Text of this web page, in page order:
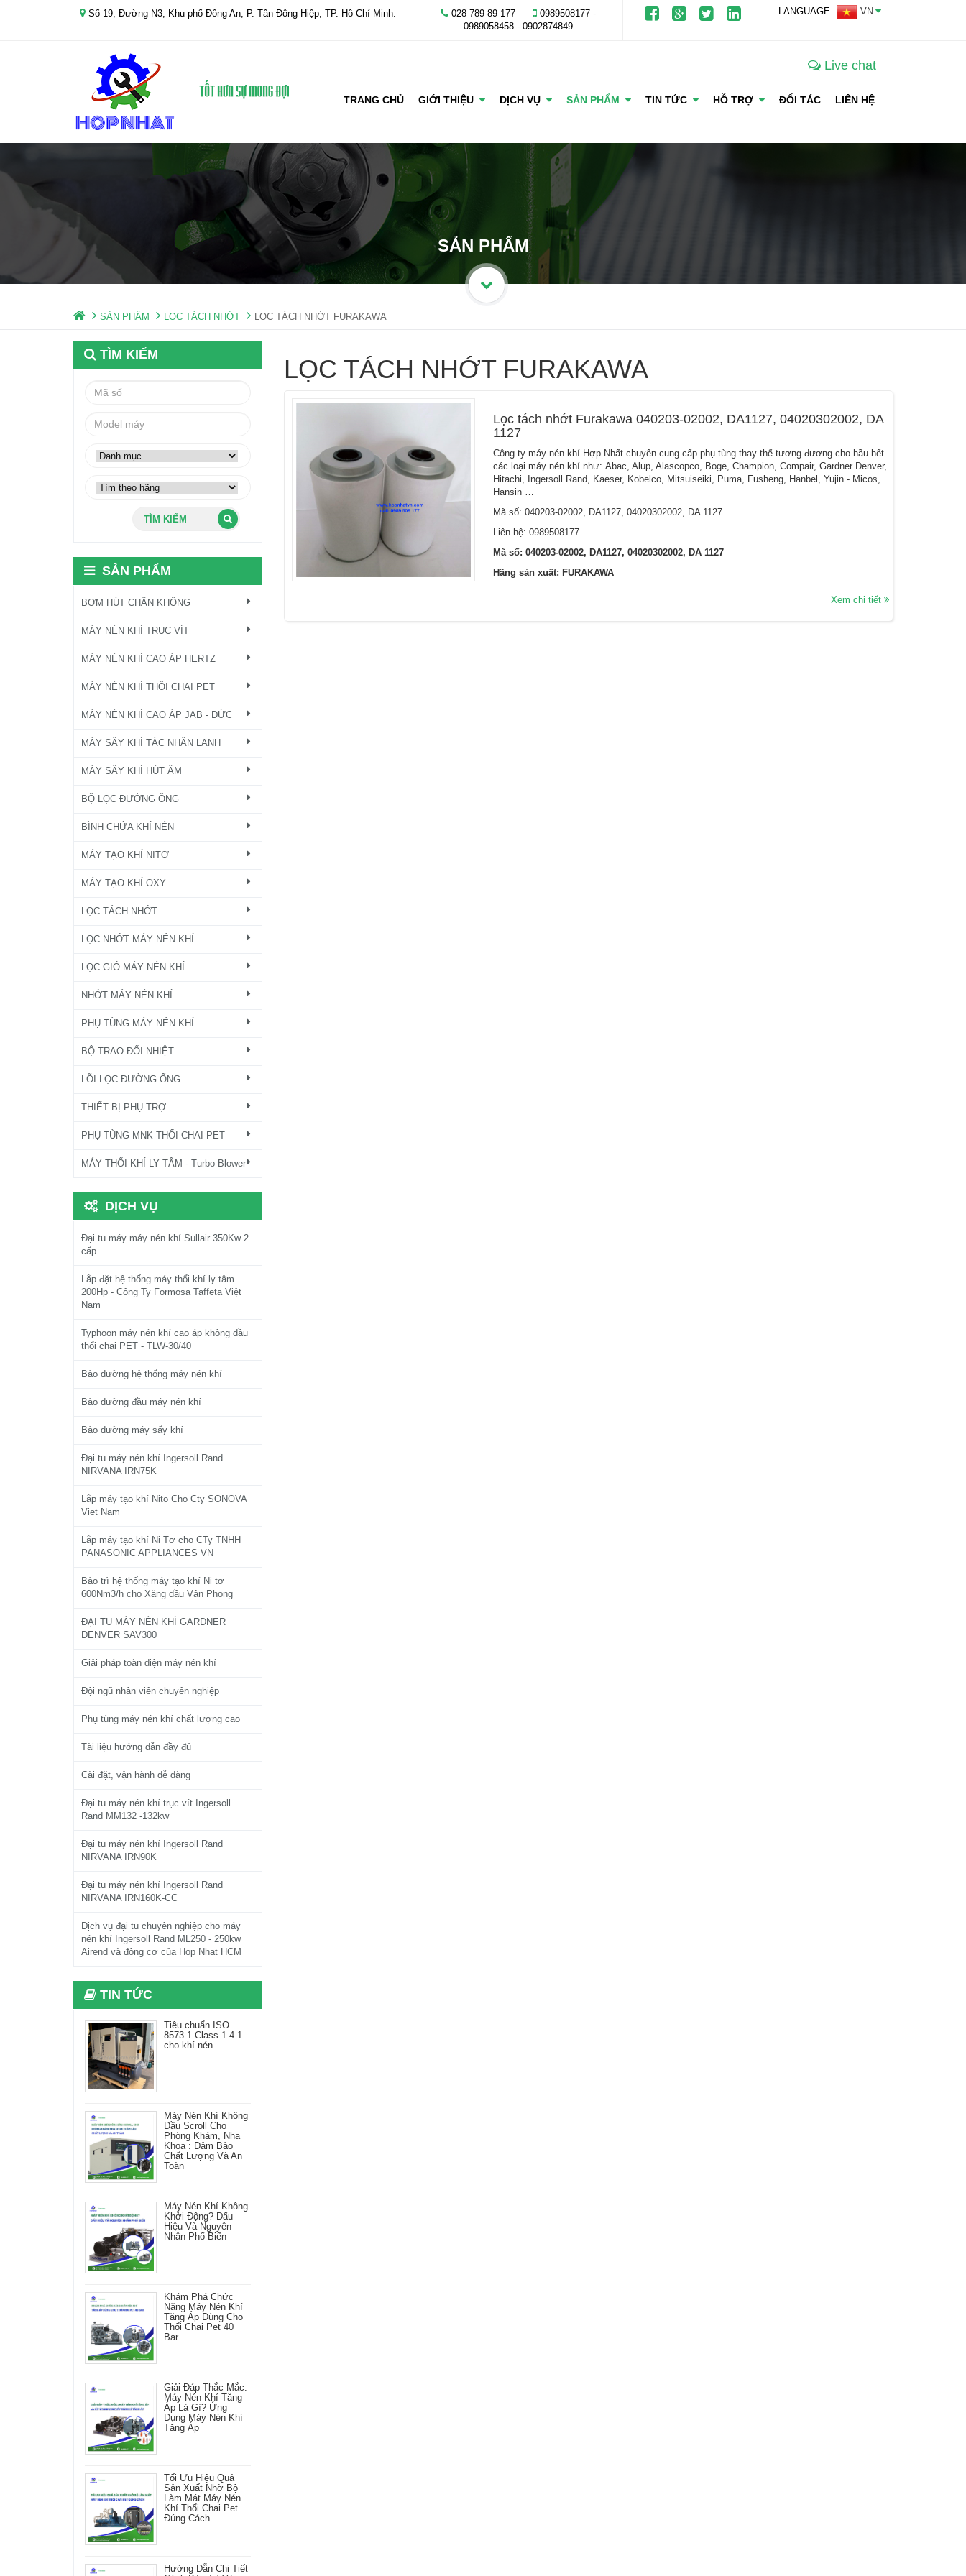
Số 19, Đường N3, Khu phố Đông An, P. Tân Đông Hiệp, TP. Hồ Chí Minh. 028 789 89 177
0989508177 -
‭0989058458‬ - 0902874849
LANGUAGE VN
Live chat
TRANG CHỦ GIỚI THIỆU DỊCH VỤ SẢN PHẨM TIN TỨC HỖ TRỢ ĐỐI TÁC LIÊN HỆ
SẢN PHẨM
SẢN PHẨM LỌC TÁCH NHỚT LỌC TÁCH NHỚT FURAKAWA
LỌC TÁCH NHỚT FURAKAWA
Lọc tách nhớt Furakawa 040203-02002, DA1127, 04020302002, DA
1127
Công ty máy nén khí Hợp Nhất chuyên cung cấp phụ tùng thay thế tương đương cho hầu hết
các loại máy nén khí như: Abac, Alup, Alascopco, Boge, Champion, Compair, Gardner Denver,
Hitachi, Ingersoll Rand, Kaeser, Kobelco, Mitsuiseiki, Puma, Fusheng, Hanbel, Yujin - Micos,
Hansin …
Mã số: 040203-02002, DA1127, 04020302002, DA 1127
Liên hệ: 0989508177
Mã số: 040203-02002, DA1127, 04020302002, DA 1127
Hãng sản xuất: FURAKAWA
Xem chi tiết
TÌM KIẾM
TÌM KIẾM
SẢN PHẨM
BƠM HÚT CHÂN KHÔNG
MÁY NÉN KHÍ TRỤC VÍT
MÁY NÉN KHÍ CAO ÁP HERTZ
MÁY NÉN KHÍ THỔI CHAI PET
MÁY NÉN KHÍ CAO ÁP JAB - ĐỨC
MÁY SẤY KHÍ TÁC NHÂN LẠNH
MÁY SẤY KHÍ HÚT ẨM
BỘ LỌC ĐƯỜNG ỐNG
BÌNH CHỨA KHÍ NÉN
MÁY TẠO KHÍ NITƠ
MÁY TẠO KHÍ OXY
LỌC TÁCH NHỚT
LỌC NHỚT MÁY NÉN KHÍ
LỌC GIÓ MÁY NÉN KHÍ
NHỚT MÁY NÉN KHÍ
PHỤ TÙNG MÁY NÉN KHÍ
BỘ TRAO ĐỔI NHIỆT
LÕI LỌC ĐƯỜNG ỐNG
THIẾT BỊ PHỤ TRỢ
PHỤ TÙNG MNK THỔI CHAI PET
MÁY THỔI KHÍ LY TÂM - Turbo Blower
DỊCH VỤ
Đại tu máy máy nén khí Sullair 350Kw 2
cấp
Lắp đặt hệ thống máy thổi khí ly tâm
200Hp - Công Ty Formosa Taffeta Việt
Nam
Typhoon máy nén khí cao áp không dầu
thổi chai PET - TLW-30/40
Bảo dưỡng hệ thống máy nén khí
Bảo dưỡng đầu máy nén khí
Bảo dưỡng máy sấy khí
Đại tu máy nén khí Ingersoll Rand
NIRVANA IRN75K
Lắp máy tạo khí Nito Cho Cty SONOVA
Viet Nam
Lắp máy tạo khí Ni Tơ cho CTy TNHH
PANASONIC APPLIANCES VN
Bảo trì hệ thống máy tạo khí Ni tơ
600Nm3/h cho Xăng dầu Vân Phong
ĐẠI TU MÁY NÉN KHÍ GARDNER
DENVER SAV300
Giải pháp toàn diện máy nén khí
Đội ngũ nhân viên chuyên nghiệp
Phụ tùng máy nén khí chất lượng cao
Tài liệu hướng dẫn đầy đủ
Cài đặt, vận hành dễ dàng
Đại tu máy nén khí trục vít Ingersoll
Rand MM132 -132kw
Đại tu máy nén khí Ingersoll Rand
NIRVANA IRN90K
Đại tu máy nén khí Ingersoll Rand
NIRVANA IRN160K-CC
Dịch vụ đại tu chuyên nghiệp cho máy
nén khí Ingersoll Rand ML250 - 250kw
Airend và động cơ của Hop Nhat HCM
TIN TỨC
Tiêu chuẩn ISO
8573.1 Class 1.4.1
cho khí nén
Máy Nén Khí Không
Dầu Scroll Cho
Phòng Khám, Nha
Khoa : Đảm Bảo
Chất Lượng Và An
Toàn
Máy Nén Khí Không
Khởi Động? Dấu
Hiệu Và Nguyên
Nhân Phổ Biến
Khám Phá Chức
Năng Máy Nén Khí
Tăng Áp Dùng Cho
Thổi Chai Pet 40
Bar
Giải Đáp Thắc Mắc:
Máy Nén Khí Tăng
Áp Là Gì? Ứng
Dụng Máy Nén Khí
Tăng Áp
Tối Ưu Hiệu Quả
Sản Xuất Nhờ Bộ
Làm Mát Máy Nén
Khí Thổi Chai Pet
Đúng Cách
Hướng Dẫn Chi Tiết